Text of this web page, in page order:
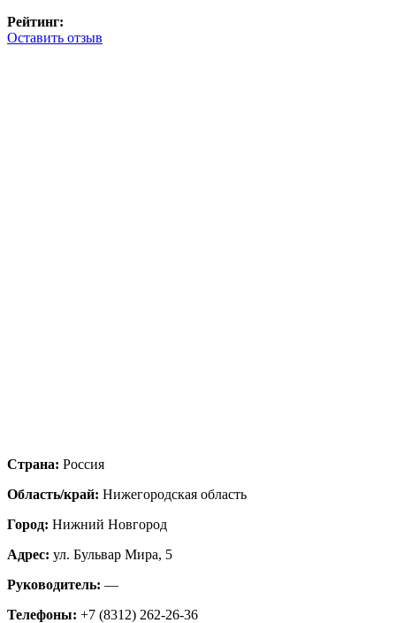
Рейтинг:
Оставить отзыв
Страна: Россия
Область/край: Нижегородская область
Город: Нижний Новгород
Адрес: ул. Бульвар Мира, 5
Руководитель: —
Телефоны: +7 (8312) 262-26-36